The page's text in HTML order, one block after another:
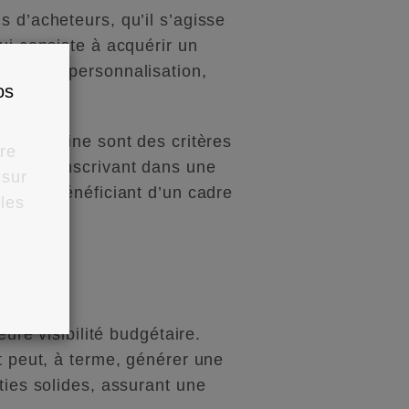
qu’il s’agisse
consiste à acquérir un
de personnalisation,
sont des critères
en s’inscrivant dans une
en bénéficiant d’un cadre
visibilité budgétaire.
à terme, générer une
solides, assurant une